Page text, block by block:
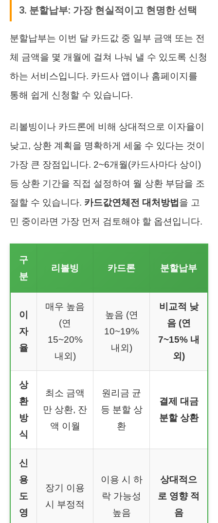
3. 분할납부: 가장 현실적이고 현명한 선택
분할납부는 이번 달 카드값 중 일부 금액 또는 전
체 금액을 몇 개월에 걸쳐 나눠 낼 수 있도록 신청
하는 서비스입니다. 카드사 앱이나 홈페이지를
통해 쉽게 신청할 수 있습니다.
리볼빙이나 카드론에 비해 상대적으로 이자율이
낮고, 상환 계획을 명확하게 세울 수 있다는 것이
가장 큰 장점입니다. 2~6개월(카드사마다 상이)
등 상환 기간을 직접 설정하여 월 상환 부담을 조
절할 수 있습니다. 카드값연체전 대처방법 을 고
민 중이라면 가장 먼저 검토해야 할 옵션입니다.
구
분
리볼빙 카드론 분할납부
이
자
율
매우 높음
(연
15~20%
내외)
높음 (연
10~19%
내외)
비교적 낮
음 (연
7~15% 내
외)
상
환
방
식
최소 금액
만 상환, 잔
액 이월
원리금 균
등 분할 상
환
결제 대금
분할 상환
신
용
도
영
장기 이용
시 부정적
이용 시 하
락 가능성
높음
상대적으
로 영향 적
음